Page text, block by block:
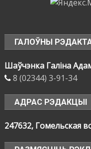
ГАЛОЎНЫ
Шаўчэнка Галіна
8 (02344) 3-91-34
АДРАС РЭДАКЦЫІ
247632, Гомельская